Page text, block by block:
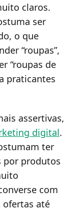
claros.
ser
o que
“roupas”,
“roupas de
praticantes
assertivas,
digital.
ter
por produtos
com
ofertas até